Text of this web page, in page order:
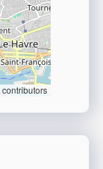
contributors